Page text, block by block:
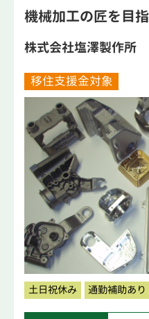
機械加工の匠を目
株式会社塩澤製作所
移住支援金対象
土日祝休み 通勤補助あり